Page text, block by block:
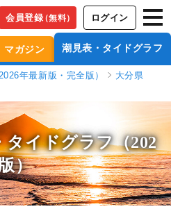
会員登録（無料） ログイン
マガジン 潮見表・タイドグラフ
年最新版・完全版）
大分県
タイドグラフ（202
）